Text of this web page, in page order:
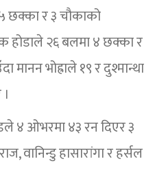
छक्का र ३ चौकाको
होडाले २६ बलमा ४ छक्का र
मानन भोह्राले १९ र दुश्मान्था
४ ओभरमा ४३ रन दिएर ३
वानिन्डु हासारांगा र हर्सल